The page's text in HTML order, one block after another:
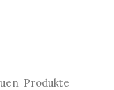
Produkte